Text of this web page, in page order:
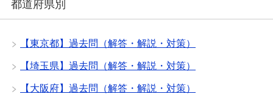
都道府県別
【東京都】過去問（解答・解説・対策）
【埼玉県】過去問（解答・解説・対策）
【大阪府】過去問（解答・解説・対策）